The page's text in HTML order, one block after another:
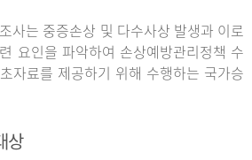
사는 중증손상 및 다수사상 발생과 이로
요인을 파악하여 손상예방관리정책 수
자료를 제공하기 위해 수행하는 국가승
상